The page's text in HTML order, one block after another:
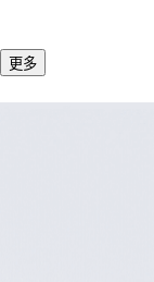
更多